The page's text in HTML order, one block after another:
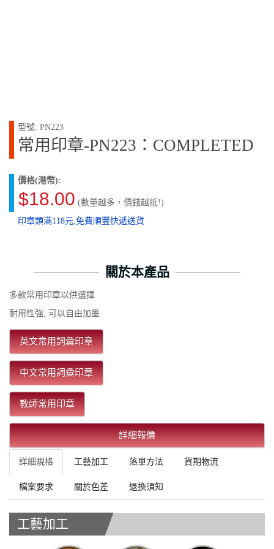
型號: PN223
常用印章-PN223：COMPLETED
價格(港幣):
$18.00 (數量越多，價錢越抵!)
印章類满118元,免費順豐快遞送貨
關於本產品
多款常用印章以供選擇
耐用性強, 可以自由加墨
英文常用詞彙印章
中文常用詞彙印章
教師常用印章
詳細報價
詳細規格 工藝加工 落單方法 貨期物流
檔案要求 關於色差 退換須知
工藝加工